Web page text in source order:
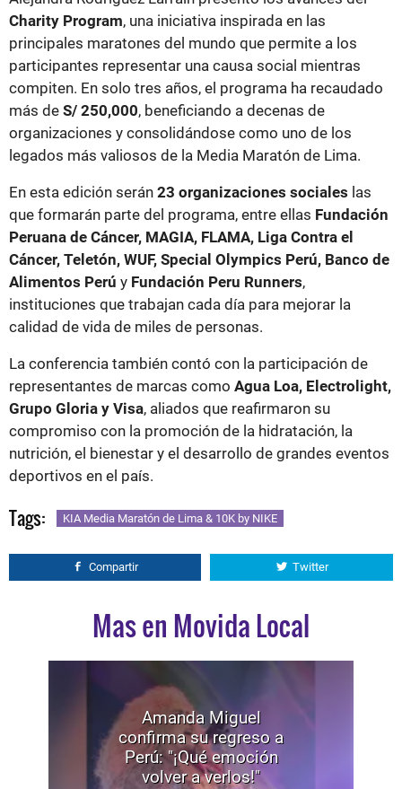
Charity Program, una iniciativa inspirada en las
principales maratones del mundo que permite a los
participantes representar una causa social mientras
compiten. En solo tres años, el programa ha recaudado
más de S/ 250,000, beneficiando a decenas de
organizaciones y consolidándose como uno de los
legados más valiosos de la Media Maratón de Lima.
En esta edición serán 23 organizaciones sociales las
que formarán parte del programa, entre ellas Fundación
Peruana de Cáncer, MAGIA, FLAMA, Liga Contra el
Cáncer, Teletón, WUF, Special Olympics Perú, Banco de
Alimentos Perú y Fundación Peru Runners,
instituciones que trabajan cada día para mejorar la
calidad de vida de miles de personas.
La conferencia también contó con la participación de
representantes de marcas como Agua Loa, Electrolight,
Grupo Gloria y Visa, aliados que reafirmaron su
compromiso con la promoción de la hidratación, la
nutrición, el bienestar y el desarrollo de grandes eventos
deportivos en el país.
Tags: KIA Media Maratón de Lima & 10K by NIKE
Compartir Twitter
Mas en Movida Local
Amanda Miguel
confirma su regreso a
Perú: "¡Qué emoción
volver a verlos!"